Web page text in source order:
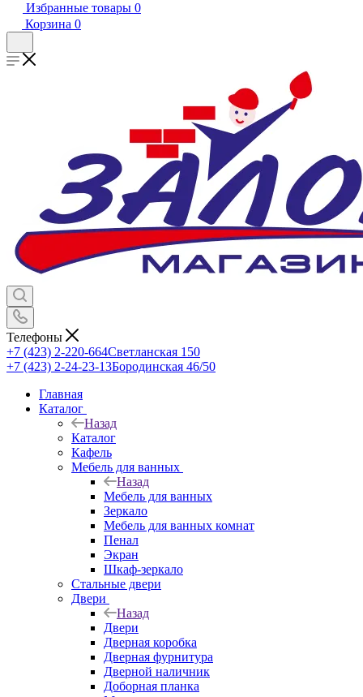
Избранные товары 0
Корзина 0
Телефоны
+7 (423) 2-220-664Светланская 150
+7 (423) 2-24-23-13Бородинская 46/50
Главная
Каталог
Назад
Каталог
Кафель
Мебель для ванных
Назад
Мебель для ванных
Зеркало
Мебель для ванных комнат
Пенал
Экран
Шкаф-зеркало
Стальные двери
Двери
Назад
Двери
Дверная коробка
Дверная фурнитура
Дверной наличник
Доборная планка